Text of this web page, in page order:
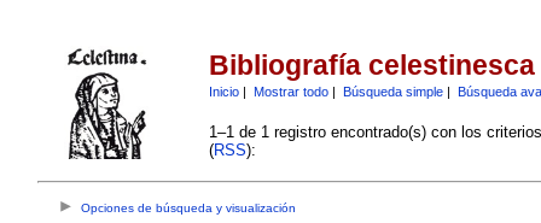
Bibliografía celestinesca
Inicio| Mostrar todo| Búsqueda simple| Búsqueda
1–1 de 1 registro encontrado(s) con los
(RSS):
Opciones de búsqueda y visualización